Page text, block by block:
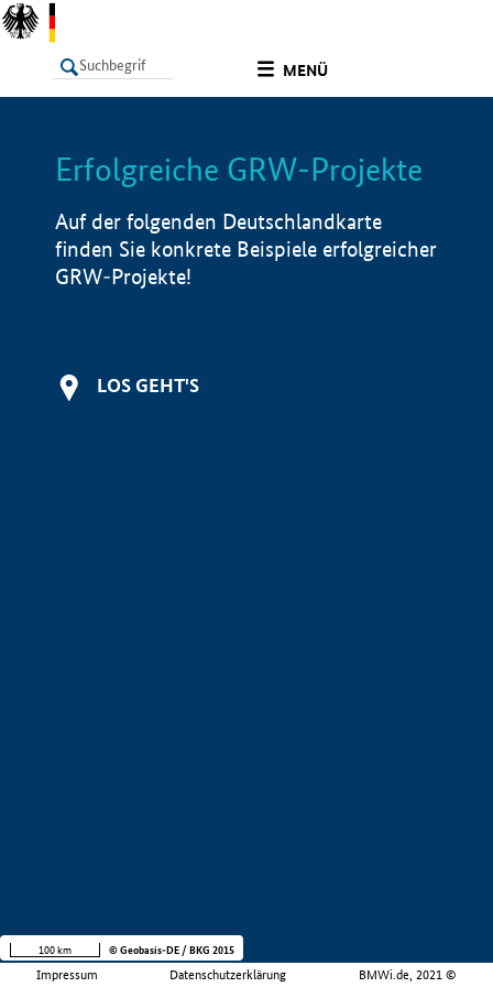
MENÜ
LISTE Info
Erfolgreiche GRW-Projekte
Auf der folgenden Deutschlandkarte
finden Sie konkrete Beispiele erfolgreicher
GRW-Projekte!
LOS GEHT'S
Impressum Datenschutzerklärung BMWi.de, 2021 ©
100 km © Geobasis-DE / BKG 2015